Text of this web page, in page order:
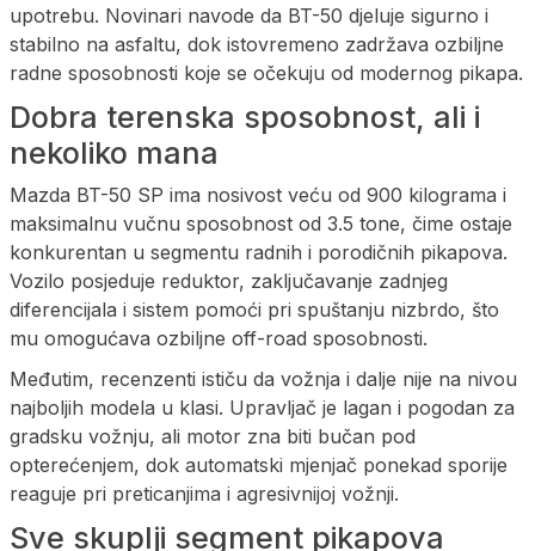
upotrebu. Novinari navode da BT-50 djeluje sigurno i
stabilno na asfaltu, dok istovremeno zadržava ozbiljne
radne sposobnosti koje se očekuju od modernog pikapa.
Dobra terenska sposobnost, ali i
nekoliko mana
Mazda BT-50 SP ima nosivost veću od 900 kilograma i
maksimalnu vučnu sposobnost od 3.5 tone, čime ostaje
konkurentan u segmentu radnih i porodičnih pikapova.
Vozilo posjeduje reduktor, zaključavanje zadnjeg
diferencijala i sistem pomoći pri spuštanju nizbrdo, što
mu omogućava ozbiljne off-road sposobnosti.
Međutim, recenzenti ističu da vožnja i dalje nije na nivou
najboljih modela u klasi. Upravljač je lagan i pogodan za
gradsku vožnju, ali motor zna biti bučan pod
opterećenjem, dok automatski mjenjač ponekad sporije
reaguje pri preticanjima i agresivnijoj vožnji.
Sve skuplji segment pikapova